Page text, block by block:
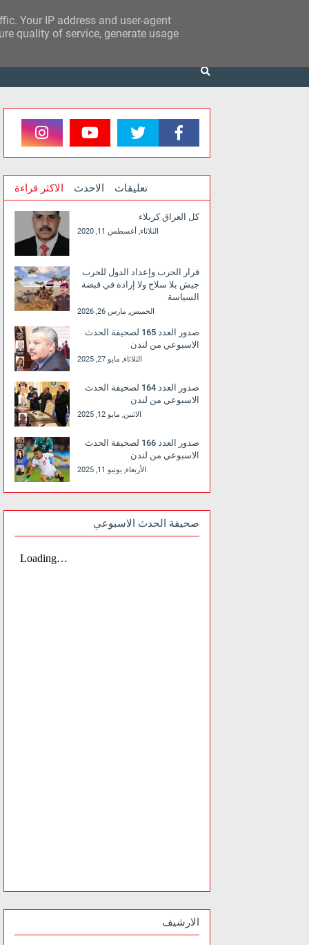
الاكثر قراءة الاحدث تعليقات
كل العراق كربلاء
الثلاثاء, أغسطس 11, 2020
قرار الحرب وإعداد الدول للحرب
جيش بلا سلاح ولا إرادة في قبضة
السياسة
الخميس, مارس 26, 2026
صدور العدد 165 لصحيفة الحدث
الاسبوعي من لندن
الثلاثاء, مايو 27, 2025
صدور العدد 164 لصحيفة الحدث
الاسبوعي من لندن
الاثنين, مايو 12, 2025
صدور العدد 166 لصحيفة الحدث
الاسبوعي من لندن
الأربعاء, يونيو 11, 2025
صحيفة الحدث الاسبوعي
الارشيف
Your IP address and user-agent
quality of service, generate usage